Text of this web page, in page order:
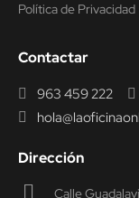
Política de Privacidad
Contactar
963 459 222
Dirección
Calle